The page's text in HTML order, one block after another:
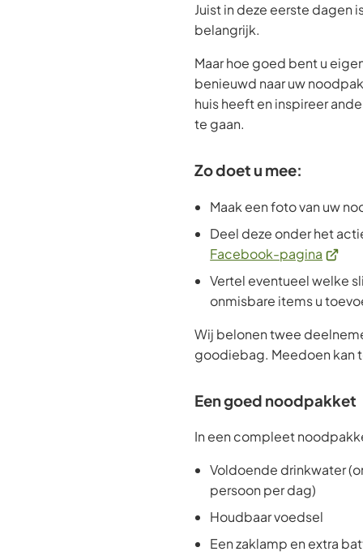
Juist in deze eerste dagen
belangrijk.
Maar hoe goed bent u
benieuwd naar uw
huis heeft en inspireer
te gaan.
Zo doet u mee:
Maak een foto van uw
Deel deze onder het
Facebook-pagina
naar
een
Vertel eventueel welke
onmisbare items u
Wij belonen twee
goodiebag. Meedoen kan
Een goed noodpakket
In een compleet
Voldoende drinkwater
persoon per dag)
Houdbaar voedsel
Een zaklamp en extra